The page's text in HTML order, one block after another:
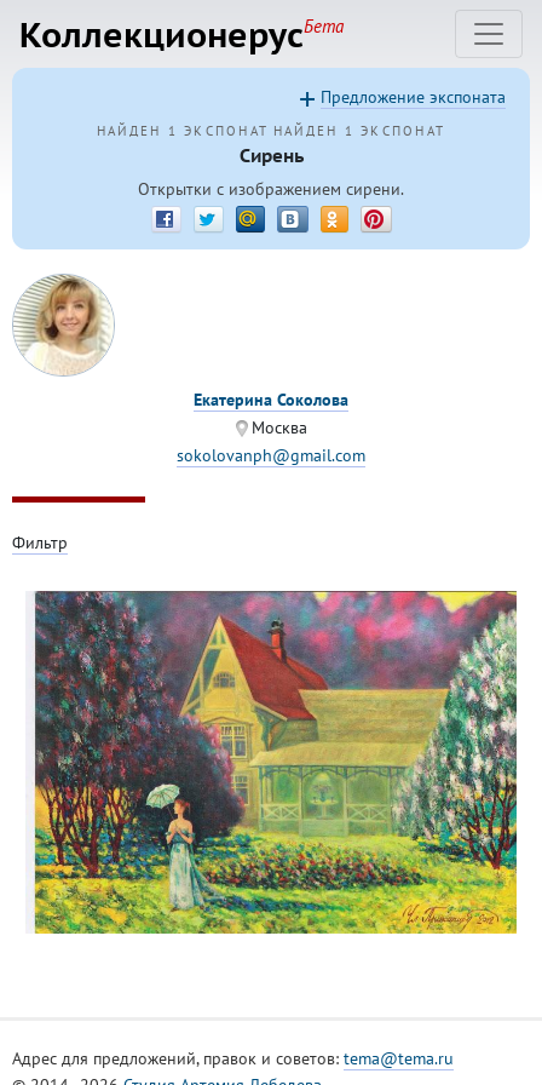
КоллекционерусБета
НАЙДЕН 1 ЭКСПОНАТ НАЙДЕН 1 ЭКСПОНАТ
Сирень
Открытки с изображением сирени.
Предложение экспоната
Екатерина Соколова
Москва
sokolovanph@gmail.com
Фильтр
Адрес для предложений, правок и советов: tema@tema.ru